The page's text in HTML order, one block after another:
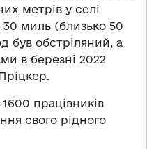
метрів у селі
миль (близько 50
був обстріляний, а
в березні 2022
працівників
свого рідного